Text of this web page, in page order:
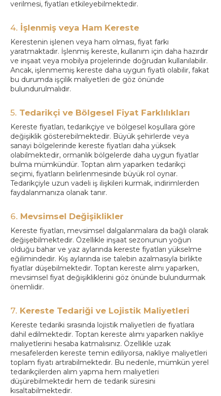
verilmesi, fiyatları etkileyebilmektedir.
4. İşlenmiş veya Ham Kereste
Kerestenin işlenen veya ham olması, fiyat farkı
yaratmaktadır. İşlenmiş kereste, kullanım için daha hazırdır
ve inşaat veya mobilya projelerinde doğrudan kullanılabilir.
Ancak, işlenmemiş kereste daha uygun fiyatlı olabilir, fakat
bu durumda işçilik maliyetleri de göz önünde
bulundurulmalıdır.
5. Tedarikçi ve Bölgesel Fiyat Farklılıkları
Kereste fiyatları, tedarikçiye ve bölgesel koşullara göre
değişiklik gösterebilmektedir. Büyük şehirlerde veya
sanayi bölgelerinde kereste fiyatları daha yüksek
olabilmektedir, ormanlık bölgelerde daha uygun fiyatlar
bulma mümkündür. Toptan alım yaparken tedarikçi
seçimi, fiyatların belirlenmesinde büyük rol oynar.
Tedarikçiyle uzun vadeli iş ilişkileri kurmak, indirimlerden
faydalanmanıza olanak tanır.
6. Mevsimsel Değişiklikler
Kereste fiyatları, mevsimsel dalgalanmalara da bağlı olarak
değişebilmektedir. Özellikle inşaat sezonunun yoğun
olduğu bahar ve yaz aylarında kereste fiyatları yükselme
eğilimindedir. Kış aylarında ise talebin azalmasıyla birlikte
fiyatlar düşebilmektedir. Toptan kereste alımı yaparken,
mevsimsel fiyat değişikliklerini göz önünde bulundurmak
önemlidir.
7. Kereste Tedariği ve Lojistik Maliyetleri
Kereste tedariki sırasında lojistik maliyetleri de fiyatlara
dahil edilmektedir. Toptan kereste alımı yaparken nakliye
maliyetlerini hesaba katmalısınız. Özellikle uzak
mesafelerden kereste temin ediliyorsa, nakliye maliyetleri
toplam fiyatı artırabilmektedir. Bu nedenle, mümkün yerel
tedarikçilerden alım yapma hem maliyetleri
düşürebilmektedir hem de tedarik süresini
kısaltabilmektedir.